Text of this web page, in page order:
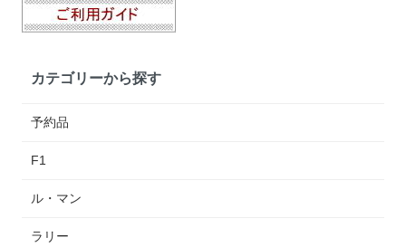
カテゴリーから探す
予約品
F1
ル・マン
ラリー